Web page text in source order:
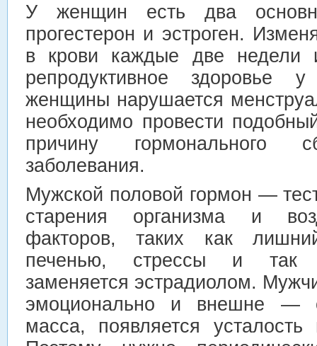
У женщин есть два
прогестерон и эстроген.
в крови каждые две недели
репродуктивное
женщины нарушается
необходимо провести
причину гормонального
заболевания.
Мужской половой гормон —
старения организма и
факторов, таких как
печенью, стрессы и так
заменяется эстрадиолом.
эмоционально и внешне —
масса, появляется усталость